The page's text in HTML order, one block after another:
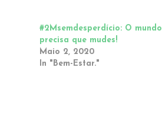
#2Msemdesperdício: O mundo
precisa que mudes!
Maio 2, 2020
In "Bem-Estar."